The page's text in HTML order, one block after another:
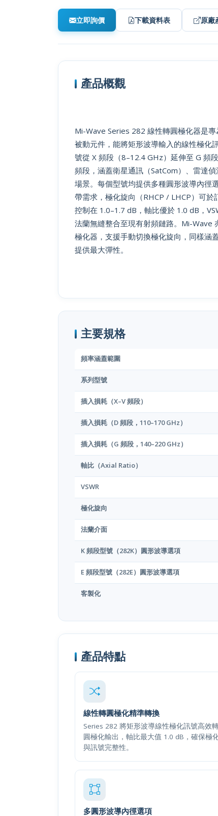
立即詢價 下載資料表 原廠
產品概觀
Mi-Wave Series 282 線性轉圓極化器是
被動元件，能將矩形波導輸入的線性極化
號從 X 頻段（8–12.4 GHz）延伸至 G 頻
頻段，涵蓋衛星通訊（SatCom）、雷達
場景。每個型號均提供多種圓形波導內徑
帶需求，極化旋向（RHCP / LHCP）可
控制在 1.0–1.7 dB，軸比優於 1.0 dB，
法蘭無縫整合至現有射頻鏈路。Mi-Wave
極化器，支援手動切換極化旋向，同樣涵
提供最大彈性。
主要規格
頻率涵蓋範圍
系列型號
插入損耗（X–V 頻段）
插入損耗（D 頻段，110–170 GHz）
插入損耗（G 頻段，140–220 GHz）
軸比（Axial Ratio）
VSWR
極化旋向
法蘭介面
K 頻段型號（282K）圓形波導選項
E 頻段型號（282E）圓形波導選項
客製化
產品特點
線性轉圓極化精準轉換
Series 282 將矩形波導線性極化訊號高效
圓極化輸出，軸比最大值 1.0 dB，確保極
與訊號完整性。
多圓形波導內徑選項